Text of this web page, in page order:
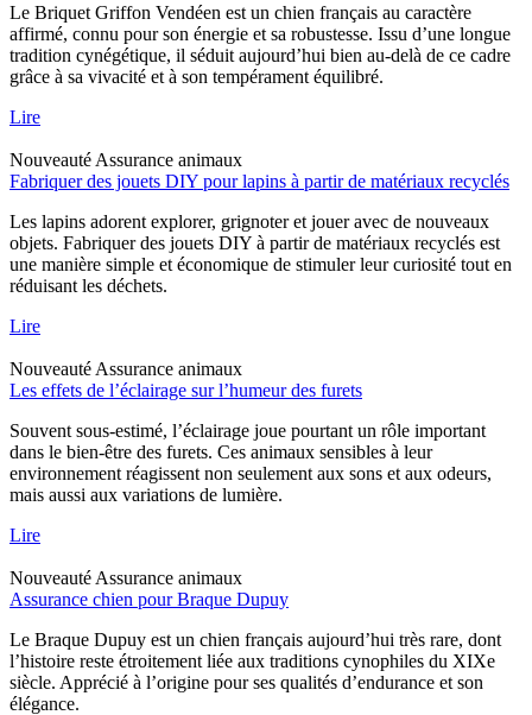
Le Briquet Griffon Vendéen est un chien français au caractère
affirmé, connu pour son énergie et sa robustesse. Issu d’une longue
tradition cynégétique, il séduit aujourd’hui bien au-delà de ce cadre
grâce à sa vivacité et à son tempérament équilibré.
Lire
Nouveauté Assurance animaux
Fabriquer des jouets DIY pour lapins à partir de matériaux recyclés
Les lapins adorent explorer, grignoter et jouer avec de nouveaux
objets. Fabriquer des jouets DIY à partir de matériaux recyclés est
une manière simple et économique de stimuler leur curiosité tout en
réduisant les déchets.
Lire
Nouveauté Assurance animaux
Les effets de l’éclairage sur l’humeur des furets
Souvent sous-estimé, l’éclairage joue pourtant un rôle important
dans le bien-être des furets. Ces animaux sensibles à leur
environnement réagissent non seulement aux sons et aux odeurs,
mais aussi aux variations de lumière.
Lire
Nouveauté Assurance animaux
Assurance chien pour Braque Dupuy
Le Braque Dupuy est un chien français aujourd’hui très rare, dont
l’histoire reste étroitement liée aux traditions cynophiles du XIXe
siècle. Apprécié à l’origine pour ses qualités d’endurance et son
élégance.